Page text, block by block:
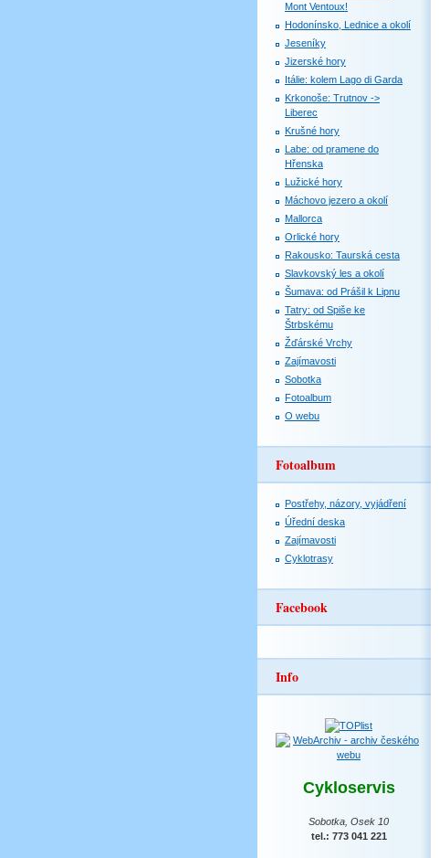
Mont Ventoux!
Hodonínsko, Lednice a okolí
Jeseníky
Jizerské hory
Itálie: kolem Lago di Garda
Krkonoše: Trutnov ->
Liberec
Krušné hory
Labe: od pramene do
Hřenska
Lužické hory
Máchovo jezero a okolí
Mallorca
Orlické hory
Rakousko: Taurská cesta
Slavkovský les a okolí
Šumava: od Prášil k Lipnu
Tatry: od Spiše ke
Štrbskému
Žďárské Vrchy
Zajímavosti
Sobotka
Fotoalbum
O webu
Fotoalbum
Postřehy, názory, vyjádření
Úřední deska
Zajímavosti
Cyklotrasy
Facebook
Info
Cykloservis
Sobotka, Osek 10
tel.: 773 041 221